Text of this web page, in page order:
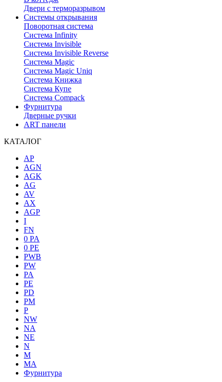
Двери с терморазрывом
Системы открывания
Поворотная система
Система Infinity
Система Invisible
Система Invisible Reverse
Система Magic
Система Magic Uniq
Система Книжка
Система Купе
Система Compack
Фурнитура
Дверные ручки
ART панели
КАТАЛОГ
AP
AGN
AGK
AG
AV
AX
AGP
I
FN
0 PA
0 PE
PWB
PW
PA
PE
PD
PM
P
NW
NA
NE
N
M
MA
Фурнитура